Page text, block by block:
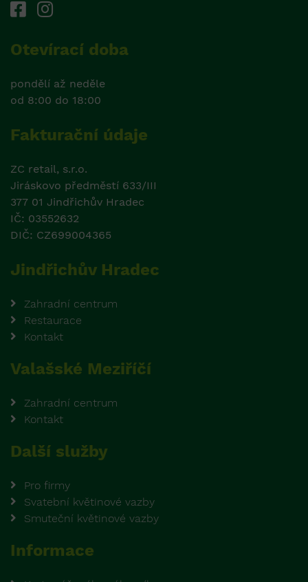
Otevírací doba
pondělí až neděle
od 8:00 do 18:00
Fakturační údaje
ZC retail, s.r.o.
Jiráskovo předměstí 633/III
377 01 Jindřichův Hradec
IČ: 03552632
DIČ: CZ699004365
Jindřichův Hradec
Zahradní centrum
Restaurace
Kontakt
Valašské Meziříčí
Zahradní centrum
Kontakt
Další služby
Pro firmy
Svatební květinové vazby
Smuteční květinové vazby
Informace